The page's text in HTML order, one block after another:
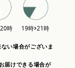
い場合がございま
届けできる場合が